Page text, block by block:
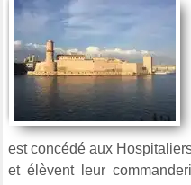
est concédé aux
et élèvent leur